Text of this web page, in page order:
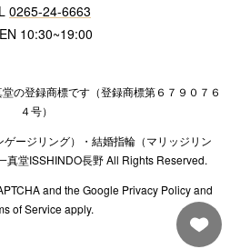
0265-24-6663
10:30~19:00
の登録商標です（登録商標第６７９０７６
４号）
ージリング）・結婚指輪（マリッジリン
真堂ISSHINDO長野 All Rights Reserved.
and the Google Privacy Policy and
of Service apply.